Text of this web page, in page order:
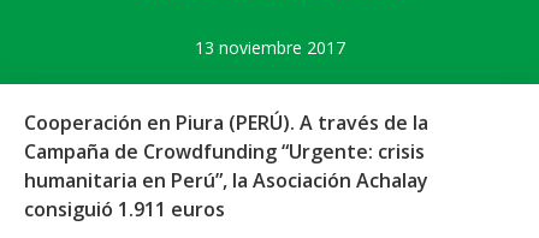
13 noviembre 2017
Cooperación en Piura (PERÚ). A través de la
Campaña de Crowdfunding “Urgente: crisis
humanitaria en Perú”, la Asociación Achalay
consiguió 1.911 euros